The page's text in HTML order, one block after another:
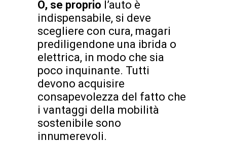
O, se proprio l’auto è
indispensabile, si deve
scegliere con cura, magari
prediligendone una ibrida o
elettrica, in modo che sia
poco inquinante. Tutti
devono acquisire
consapevolezza del fatto che
i vantaggi della mobilità
sostenibile sono
innumerevoli.